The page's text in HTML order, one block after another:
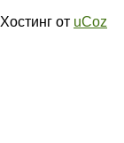
Хостинг от uCoz